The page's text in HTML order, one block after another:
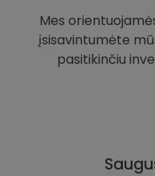
Mes
įsisavintumėte
pasitikinčiu